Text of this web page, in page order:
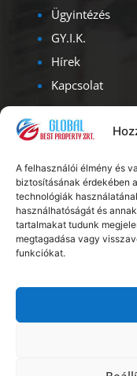
A felhasználói élmény és
biztosításának érdekében
technológiák
használhatóságát és
tartalmakat tudunk
megtagadása vagy
funkciókat.
Ügyintézés
GY.I.K.
Hírek
Kapcsolat
Kapcsolat
1093, Budapest,
Albérlet Corporation
Ügyfélszolgálat: H –
Copyright ©